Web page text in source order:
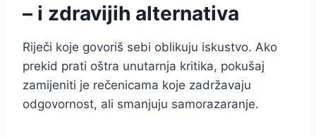
– i zdravijih alternativa
Riječi koje govoriš sebi oblikuju iskustvo. Ako
prekid prati oštra unutarnja kritika, pokušaj
zamijeniti je rečenicama koje zadržavaju
odgovornost, ali smanjuju samorazaranje.